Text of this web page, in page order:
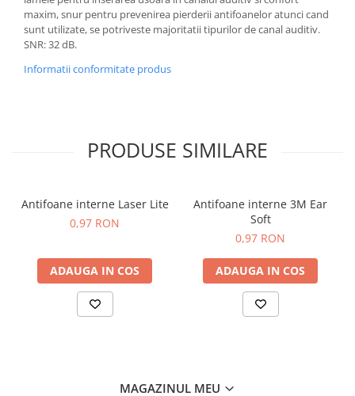
maxim, snur pentru prevenirea pierderii antifoanelor atunci cand
sunt utilizate, se potriveste majoritatii tipurilor de canal auditiv.
SNR: 32 dB.
Informatii conformitate produs
PRODUSE SIMILARE
Antifoane interne Laser Lite
0,97 RON
ADAUGA IN COS
Antifoane interne 3M Ear
Soft
0,97 RON
ADAUGA IN COS
MAGAZINUL MEU